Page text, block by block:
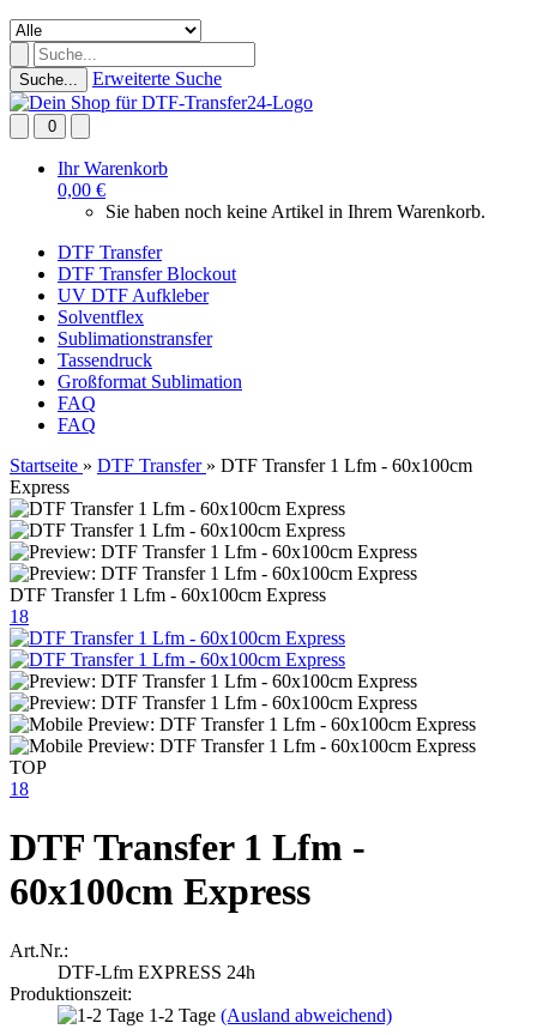
Suche... Erweiterte Suche
0
Ihr Warenkorb
0,00 €
Sie haben noch keine Artikel in Ihrem Warenkorb.
DTF Transfer
DTF Transfer Blockout
UV DTF Aufkleber
Solventflex
Sublimationstransfer
Tassendruck
Großformat Sublimation
FAQ
FAQ
Startseite » DTF Transfer » DTF Transfer 1 Lfm - 60x100cm
Express
DTF Transfer 1 Lfm - 60x100cm Express
18
TOP
18
DTF Transfer 1 Lfm -
60x100cm Express
Art.Nr.:
DTF-Lfm EXPRESS 24h
Produktionszeit:
1-2 Tage (Ausland abweichend)